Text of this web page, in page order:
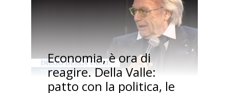
Economia, è ora di
reagire. Della Valle:
patto con la politica, le